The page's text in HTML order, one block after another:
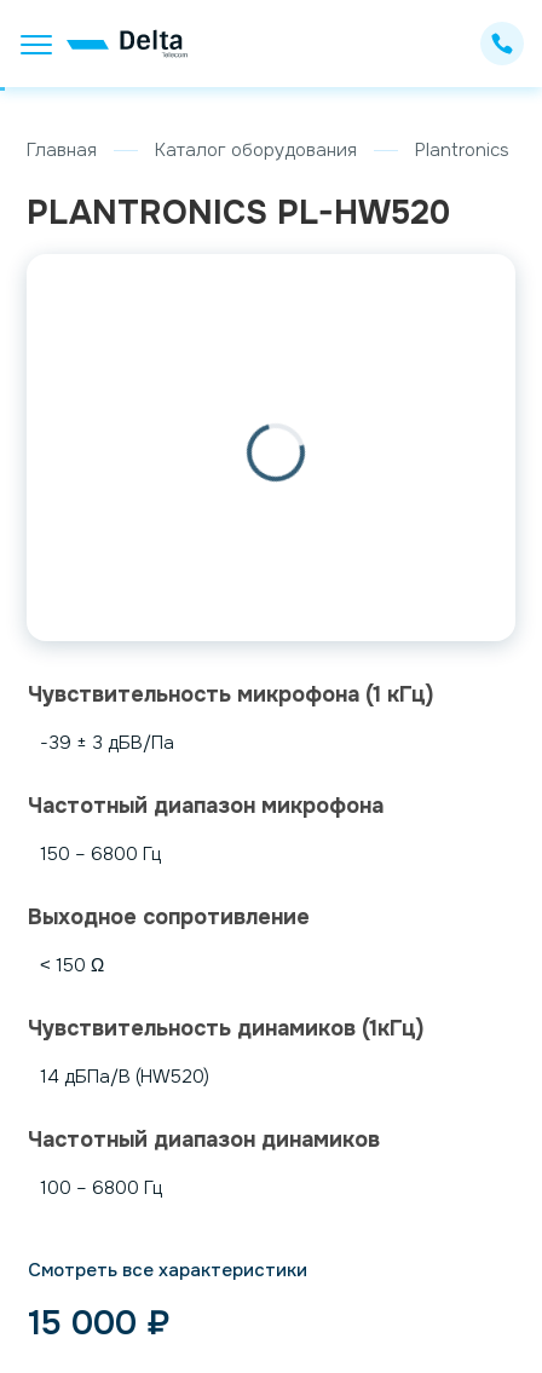
Главная Каталог оборудования Plantronics
PLANTRONICS PL-HW520
Чувствительность микрофона (1 кГц)
-39 ± 3 дБВ/Па
Частотный диапазон микрофона
150 – 6800 Гц
Выходное сопротивление
˂ 150 Ω
Чувствительность динамиков (1кГц)
14 дБПа/В (HW520)
Частотный диапазон динамиков
100 – 6800 Гц
Смотреть все характеристики
15 000 ₽